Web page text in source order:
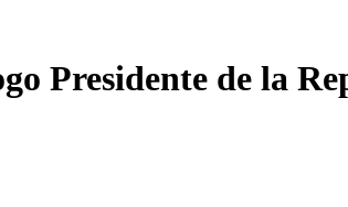
Presidente de la